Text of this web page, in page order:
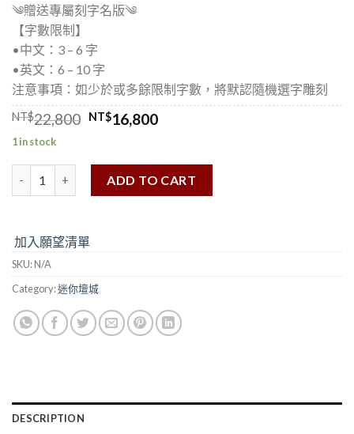
༄贈送專屬刻字名版༄
【字數限制】
•中⽂：3 – 6 字
•英⽂：6 – 10 字
注意事項：如少於或多餘限制字數，將默認隨機選字雕刻
NT$22,800 NT$16,800
1 in stock
ADD TO CART
加入願望清單
SKU:N/A
Category:迷你壇城
DESCRIPTION